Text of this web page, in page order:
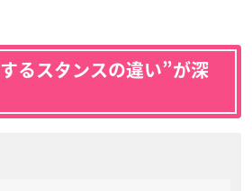
るスタンスの違い”が深